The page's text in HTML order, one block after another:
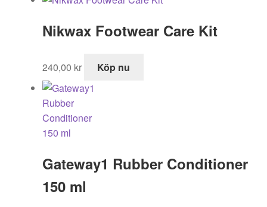
Nikwax Footwear Care Kit
240,00 kr Köp nu
Gateway1 Rubber Conditioner
150 ml